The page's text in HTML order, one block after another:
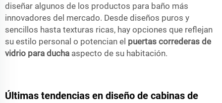
diseñar algunos de los productos para baño más
innovadores del mercado. Desde diseños puros y
sencillos hasta texturas ricas, hay opciones que reflejan
su estilo personal o potencian el puertas correderas de
vidrio para ducha aspecto de su habitación.
Últimas tendencias en diseño de cabinas de